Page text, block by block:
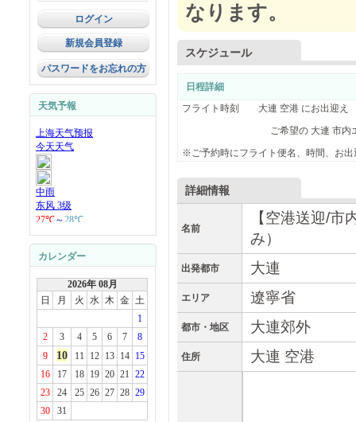
新規会員登録
パスワードをお忘れの方
天気予報
カレンダー
2026年 08月
日
月 火 水 木 金 土
1
2
3 4 5 6 7
8
9
10 11 12 13 14 15
16
17 18 19 20 21 22
23
24 25 26 27 28 29
30
31
なります。
スケジュール
日程詳細
フライト時刻 大連 空港 にお出迎え
ご希望の 大連 市内エリアへ
※ご予約時にフライト便名、時間、お
詳細情報
名前
【空港送迎/
み）
出発都市 大連
エリア 遼寧省
都市・地区 大連郊外
住所 大連 空港